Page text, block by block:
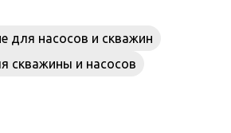
для насосов и скважин
скважины и насосов